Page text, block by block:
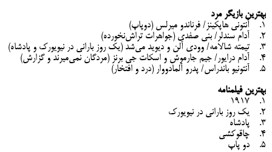
بهترین بازیگر مرد
1. آنتونی هاپکینز/ فرناندو میرلس (دوپاپ)
2. آدام سندلر/ بنی صفدی (جواهرات تراش‌نخورده)
3. تیمته شالامه/ وودی آلن و دیوید می‌شد (یک روز بارانی در نیویورک و پادشاه)
4. آدام درایور/ جیم جارموش و اسکات جی برنز (مردگان نمی‌میرند و گزارش)
5. آنتونیو باندراس/ پدرو آلمادووار (درد و افتخار)
بهترین فیلمنامه
1. 1917
2. یک روز بارانی در نیویورک
3. پادشاه
4. چاقوکشی
5. دو پاپ